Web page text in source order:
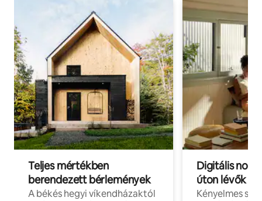
Teljes mértékben
berendezett bérlemények
A békés hegyi víkendházaktól
Digitális
úton lévők
Kényelmes